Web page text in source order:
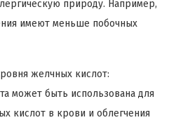
природу. Например,
имеют меньше побочных
желчных кислот:
может быть использована для
кислот в крови и облегчения